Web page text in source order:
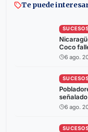
Te puede
Coco
6 ago.
6 ago.